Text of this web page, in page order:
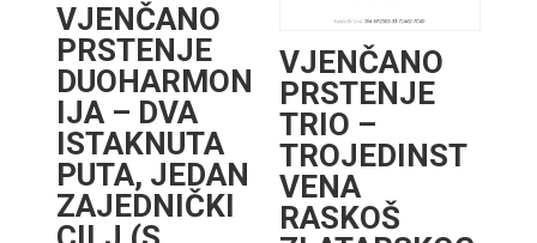
VJENČANO
PRSTENJE
DUOHARMON
IJA – DVA
ISTAKNUTA
PUTA, JEDAN
ZAJEDNIČKI
VJENČANO
PRSTENJE
TRIO –
TROJEDINST
VENA
RASKOŠ